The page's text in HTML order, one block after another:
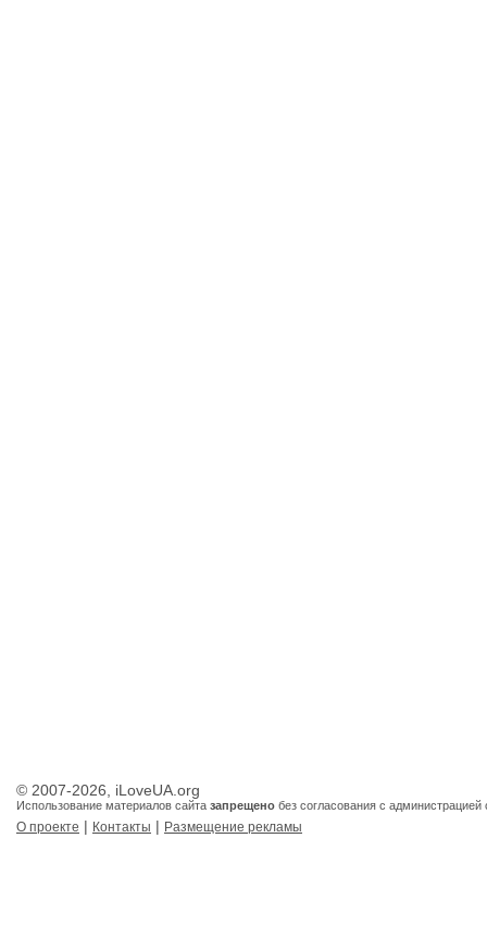
© 2007-2026, iLoveUA.org
Использование материалов сайта запрещено без согласования с администрацией
О проекте | Контакты | Размещение рекламы